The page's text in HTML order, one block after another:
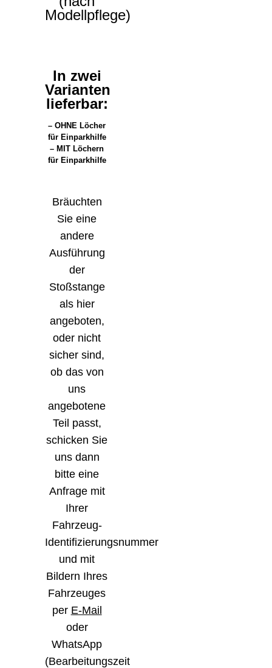
Modellpflege)
In zwei
Varianten
lieferbar:
– OHNE Löcher
für Einparkhilfe
– MIT Löchern
für Einparkhilfe
Bräuchten
Sie eine
andere
Ausführung
der
Stoßstange
als hier
angeboten,
oder nicht
sicher sind,
ob das von
uns
angebotene
Teil passt,
schicken Sie
uns dann
bitte eine
Anfrage mit
Ihrer
Fahrzeug-
Identifizierungsnummer
und mit
Bildern Ihres
Fahrzeuges
per E-Mail
oder
WhatsApp
(Bearbeitungszeit